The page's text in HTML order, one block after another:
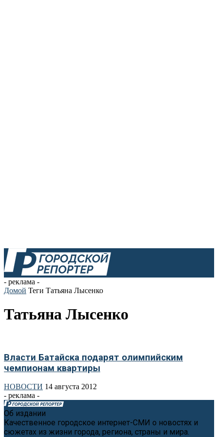
- реклама -
Домой Теги Татьяна Лысенко
Татьяна Лысенко
Власти Батайска подарят олимпийским
чемпионам квартиры
НОВОСТИ 14 августа 2012
- реклама -
Об издании
Качественное городское интернет-СМИ о новостях и
сюжетах из жизни города, региона, страны и мира.